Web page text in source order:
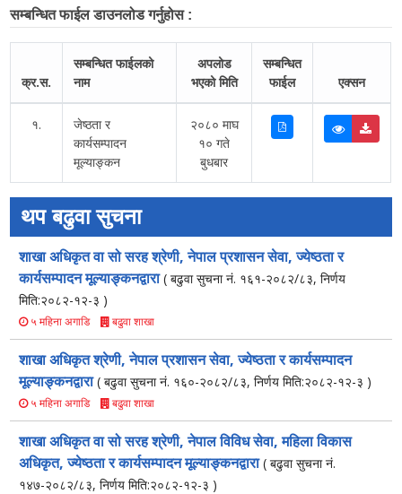
सम्बन्धित फाईल डाउनलोड गर्नुहोस :
क्र.स.
सम्बन्धित फाईलको
नाम
अपलोड
भएको मिति
सम्बन्धित
फाईल
एक्सन
१.
जेष्ठता र
कार्यसम्पादन
मूल्याङ्कन
२०८० माघ
१० गते
बुधबार
थप बढुवा सुचना
शाखा अधिकृत वा सो सरह श्रेणी, नेपाल प्रशासन सेवा, ज्येष्ठता र
कार्यसम्पादन मूल्याङ्कनद्वारा( बढुवा सुचना नं. १६१-२०८२/८३, निर्णय
मिति:२०८२-१२-३ )
५ महिना अगाडि बढुवा शाखा
शाखा अधिकृत श्रेणी, नेपाल प्रशासन सेवा, ज्येष्ठता र कार्यसम्पादन
मूल्याङ्कनद्वारा( बढुवा सुचना नं. १६०-२०८२/८३, निर्णय मिति:२०८२-१२-३ )
५ महिना अगाडि बढुवा शाखा
शाखा अधिकृत वा सो सरह श्रेणी, नेपाल विविध सेवा, महिला विकास
अधिकृत, ज्येष्ठता र कार्यसम्पादन मूल्याङ्कनद्वारा( बढुवा सुचना नं.
१४७-२०८२/८३, निर्णय मिति:२०८२-१२-३ )